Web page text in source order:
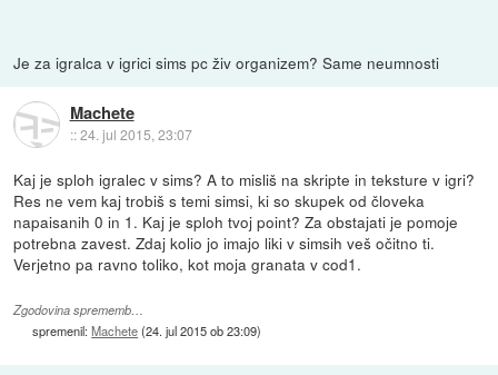
Je za igralca v igrici sims pc živ organizem? Same neumnosti
Machete
::24. jul 2015, 23:07
Kaj je sploh igralec v sims? A to misliš na skripte in teksture v igri?
Res ne vem kaj trobiš s temi simsi, ki so skupek od človeka
napaisanih 0 in 1. Kaj je sploh tvoj point? Za obstajati je pomoje
potrebna zavest. Zdaj kolio jo imajo liki v simsih veš očitno ti.
Verjetno pa ravno toliko, kot moja granata v cod1.
Zgodovina sprememb…
spremenil:Machete(24. jul 2015 ob 23:09)